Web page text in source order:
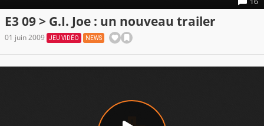
E3 09 > G.I. Joe : un nouveau trailer
01 juin 2009 JEU VIDÉO NEWS